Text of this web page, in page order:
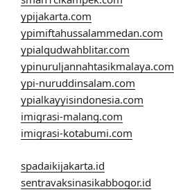
ypijakarta.com
ypimiftahussalammedan.com
ypialqudwahblitar.com
ypinuruljannahtasikmalaya.com
ypi-nuruddinsalam.com
ypialkayyisindonesia.com
imigrasi-malang.com
imigrasi-kotabumi.com
spadaikijakarta.id
sentravaksinasikabbogor.id